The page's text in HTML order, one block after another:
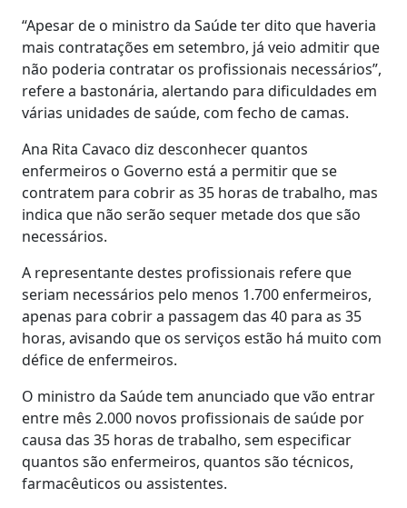
“Apesar de o ministro da Saúde ter dito que haveria
mais contratações em setembro, já veio admitir que
não poderia contratar os profissionais necessários”,
refere a bastonária, alertando para dificuldades em
várias unidades de saúde, com fecho de camas.
Ana Rita Cavaco diz desconhecer quantos
enfermeiros o Governo está a permitir que se
contratem para cobrir as 35 horas de trabalho, mas
indica que não serão sequer metade dos que são
necessários.
A representante destes profissionais refere que
seriam necessários pelo menos 1.700 enfermeiros,
apenas para cobrir a passagem das 40 para as 35
horas, avisando que os serviços estão há muito com
défice de enfermeiros.
O ministro da Saúde tem anunciado que vão entrar
entre mês 2.000 novos profissionais de saúde por
causa das 35 horas de trabalho, sem especificar
quantos são enfermeiros, quantos são técnicos,
farmacêuticos ou assistentes.